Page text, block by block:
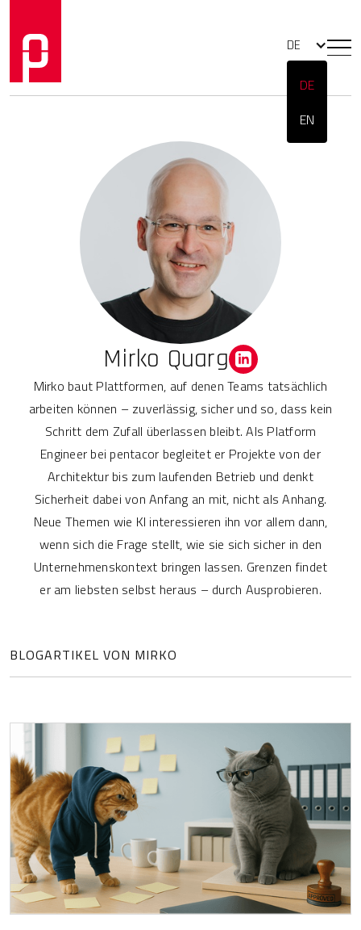
DE
DE
EN
Mirko Quarg
Mirko baut Plattformen, auf denen Teams tatsächlich
arbeiten können – zuverlässig, sicher und so, dass kein
Schritt dem Zufall überlassen bleibt. Als Platform
Engineer bei pentacor begleitet er Projekte von der
Architektur bis zum laufenden Betrieb und denkt
Sicherheit dabei von Anfang an mit, nicht als Anhang.
Neue Themen wie KI interessieren ihn vor allem dann,
wenn sich die Frage stellt, wie sie sich sicher in den
Unternehmenskontext bringen lassen. Grenzen findet
er am liebsten selbst heraus – durch Ausprobieren.
BLOGARTIKEL VON MIRKO